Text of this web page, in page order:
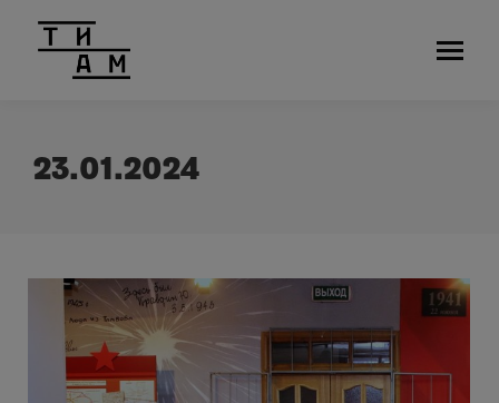
23.01.2024